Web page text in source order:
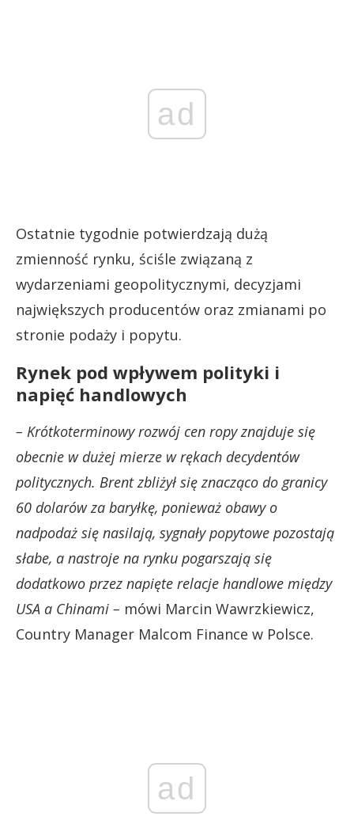
ad
Ostatnie tygodnie potwierdzają dużą
zmienność rynku, ściśle związaną z
wydarzeniami geopolitycznymi, decyzjami
największych producentów oraz zmianami po
stronie podaży i popytu.
Rynek pod wpływem polityki i
napięć handlowych
– Krótkoterminowy rozwój cen ropy znajduje się
obecnie w dużej mierze w rękach decydentów
politycznych. Brent zbliżył się znacząco do granicy
60 dolarów za baryłkę, ponieważ obawy o
nadpodaż się nasilają, sygnały popytowe pozostają
słabe, a nastroje na rynku pogarszają się
dodatkowo przez napięte relacje handlowe między
USA a Chinami – mówi Marcin Wawrzkiewicz,
Country Manager Malcom Finance w Polsce.
ad